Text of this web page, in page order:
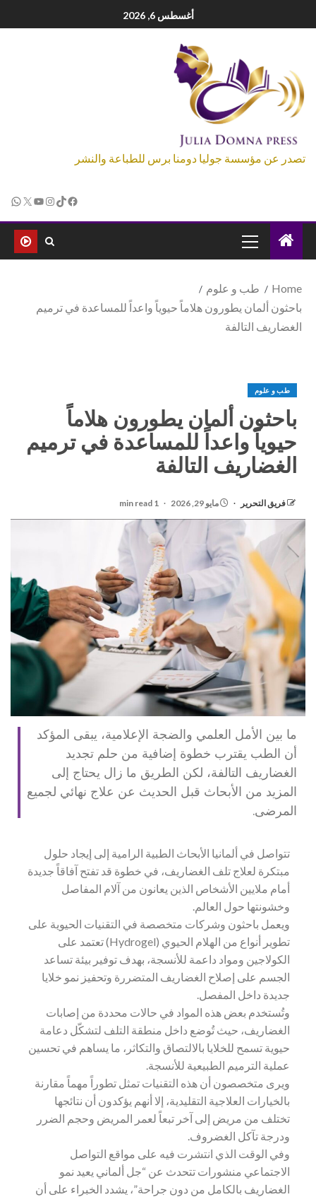
أغسطس 6, 2026
تصدر عن مؤسسة جوليا دومنا برس للطباعة والنشر
Home
طب و علوم
باحثون ألمان يطورون هلاماً حيوياً واعداً للمساعدة في ترميم
الغضاريف التالفة
طب و علوم
باحثون ألمان يطورون هلاماً
حيوياً واعداً للمساعدة في ترميم
الغضاريف التالفة
فريق التحرير مايو 29, 2026 1 min read
ما بين الأمل العلمي والضجة الإعلامية، يبقى المؤكد
أن الطب يقترب خطوة إضافية من حلم تجديد
الغضاريف التالفة، لكن الطريق ما زال يحتاج إلى
المزيد من الأبحاث قبل الحديث عن علاج نهائي لجميع
المرضى.
تتواصل في ألمانيا الأبحاث الطبية الرامية إلى إيجاد حلول
مبتكرة لعلاج تلف الغضاريف، في خطوة قد تفتح آفاقاً جديدة
أمام ملايين الأشخاص الذين يعانون من آلام المفاصل
وخشونتها حول العالم.
ويعمل باحثون وشركات متخصصة في التقنيات الحيوية على
تطوير أنواع من الهلام الحيوي (Hydrogel) تعتمد على
الكولاجين ومواد داعمة للأنسجة، بهدف توفير بيئة تساعد
الجسم على إصلاح الغضاريف المتضررة وتحفيز نمو خلايا
جديدة داخل المفصل.
وتُستخدم بعض هذه المواد في حالات محددة من إصابات
الغضاريف، حيث تُوضع داخل منطقة التلف لتشكّل دعامة
حيوية تسمح للخلايا بالالتصاق والتكاثر، ما يساهم في تحسين
عملية الترميم الطبيعية للأنسجة.
ويرى متخصصون أن هذه التقنيات تمثل تطوراً مهماً مقارنة
بالخيارات العلاجية التقليدية، إلا أنهم يؤكدون أن نتائجها
تختلف من مريض إلى آخر تبعاً لعمر المريض وحجم الضرر
ودرجة تآكل الغضروف.
وفي الوقت الذي انتشرت فيه على مواقع التواصل
الاجتماعي منشورات تتحدث عن “جل ألماني يعيد نمو
الغضاريف بالكامل من دون جراحة”، يشدد الخبراء على أن